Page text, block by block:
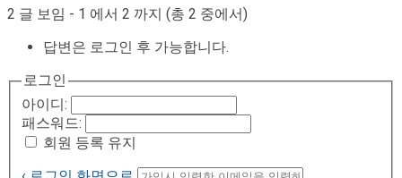
2 글 보임 - 1 에서 2 까지 (총 2 중에서)
답변은 로그인 후 가능합니다.
로그인
아이디:
패스워드:
회원 등록 유지